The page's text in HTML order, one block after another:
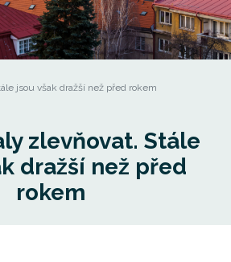
jsou však dražší než před rokem
zlevňovat. Stále
dražší než před
rokem